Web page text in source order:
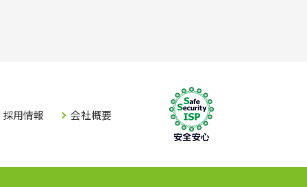
採用情報 会社概要